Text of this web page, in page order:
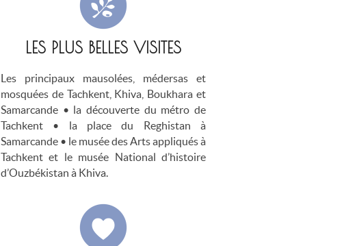
LES PLUS BELLES VISITES
Les principaux mausolées, médersas et
mosquées de Tachkent, Khiva, Boukhara et
Samarcande • la découverte du métro de
Tachkent • la place du Reghistan à
Samarcande • le musée des Arts appliqués à
Tachkent et le musée National d’histoire
d’Ouzbékistan à Khiva.